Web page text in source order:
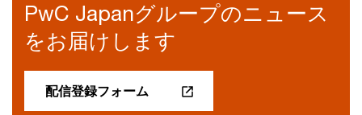
PwC Japanグループのニュース
をお届けします
配信登録フォーム